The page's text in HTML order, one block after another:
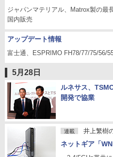
ジャパンマテリアル、Matrox製の最
国内販売
アップデート情報
富士通、ESPRIMO FH78/77/75/56/
5月28日
ルネサス、
開発で協業
連載 井上繁樹
ネットギア「